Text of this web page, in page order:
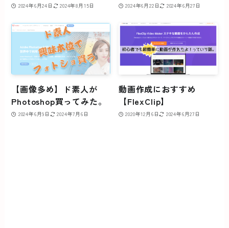
2024年6月24日 2024年8月15日 2024年6月22日 2024年6月27日
【画像多め】ド素人が
Photoshop買ってみた。
2024年6月9日 2024年7月6日
動画作成におすすめ
【FlexClip】
2020年12月6日 2024年6月27日